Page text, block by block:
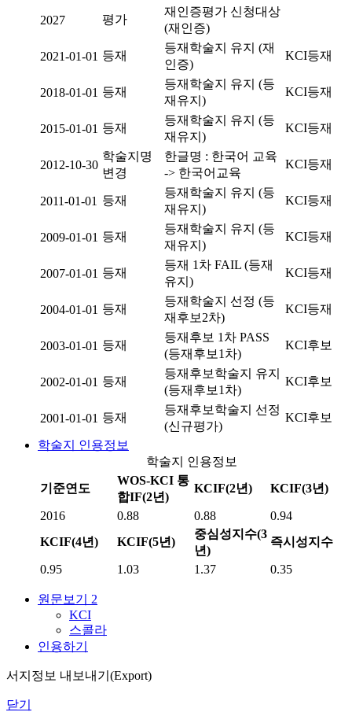
2027 평가
재인증평가 신청대상
(재인증)
2021-01-01 등재
등재학술지 유지 (재
인증)
KCI등재
2018-01-01 등재
등재학술지 유지 (등
재유지)
KCI등재
2015-01-01 등재
등재학술지 유지 (등
재유지)
KCI등재
2012-10-30
학술지명
변경
한글명 : 한국어 교육
-> 한국어교육
KCI등재
2011-01-01 등재
등재학술지 유지 (등
재유지)
KCI등재
2009-01-01 등재
등재학술지 유지 (등
재유지)
KCI등재
2007-01-01 등재
등재 1차 FAIL (등재
유지)
KCI등재
2004-01-01 등재
등재학술지 선정 (등
재후보2차)
KCI등재
2003-01-01 등재
등재후보 1차 PASS
(등재후보1차)
KCI후보
2002-01-01 등재
등재후보학술지 유지
(등재후보1차)
KCI후보
2001-01-01 등재
등재후보학술지 선정
(신규평가)
KCI후보
학술지 인용정보
학술지 인용정보
기준연도
WOS-KCI 통
합IF(2년)
KCIF(2년) KCIF(3년)
2016 0.88 0.88
0.94
KCIF(4년)
KCIF(5년)
중심성지수(3
년)
즉시성지수
0.95 1.03 1.37 0.35
원문보기 2
KCI
스콜라
인용하기
서지정보 내보내기(Export)
닫기